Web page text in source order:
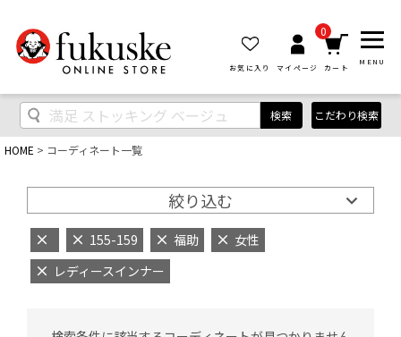
お気に入り マイページ
0
カート
MENU
検索 こだわり検索
HOME コーディネート一覧
絞り込む
155-159 福助
女性
レディースインナー